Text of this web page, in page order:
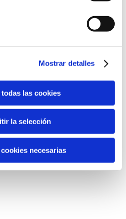
Mostrar detalles
las cookies
la selección
necesarias
refresca la
de Granada